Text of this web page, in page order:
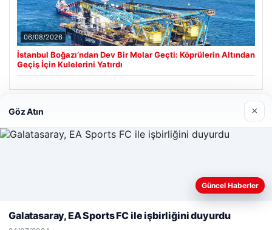
06/08/2026
İstanbul Boğazı’ndan Dev Bir Molar Geçti: Köprülerin Altından
Geçiş İçin Kulelerini Yatırdı
Son Eklenen Firmalar
Web sitemizi nasıl kullandığınızı daha iyi anlayabilmek,
deneyiminizi kişiselleştirmek ve geliştirmek amacıyla çerezler
Kabul Et
Göz Atın ×
Güncel Haberler
Galatasaray, EA Sports FC ile işbirliğini duyurdu